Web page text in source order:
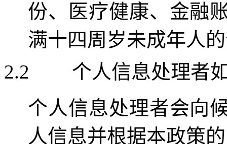
份、医疗健康、金融
满十四周岁未成年人
2.2
个人信息处理者
个人信息处理者会向
人信息并根据本政策